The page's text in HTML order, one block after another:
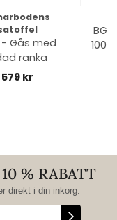
Gås med
ranka
kr
% RABATT
direkt i din inkorg.